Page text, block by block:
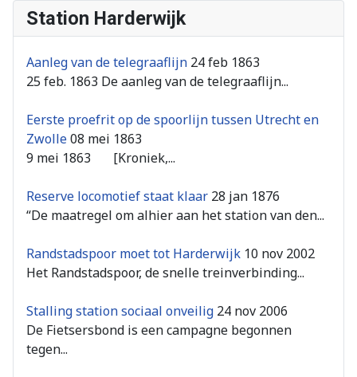
Station Harderwijk
Aanleg van de telegraaflijn 24 feb 1863
25 feb. 1863 De aanleg van de telegraaflijn...
Eerste proefrit op de spoorlijn tussen Utrecht en
Zwolle08 mei 1863
9 mei 1863 [Kroniek,...
Reserve locomotief staat klaar 28 jan 1876
“De maatregel om alhier aan het station van den...
Randstadspoor moet tot Harderwijk 10 nov 2002
Het Randstadspoor, de snelle treinverbinding...
Stalling station sociaal onveilig 24 nov 2006
De Fietsersbond is een campagne begonnen
tegen...